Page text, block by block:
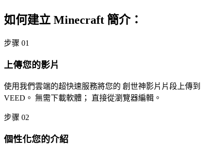
如何建立 Minecraft 簡介：
步骤 01
上傳您的影片
使用我們雲端的超快速服務將您的 創世神影片片段上傳到
VEED。 無需下載軟體； 直接從瀏覽器編輯。
步骤 02
個性化您的介紹